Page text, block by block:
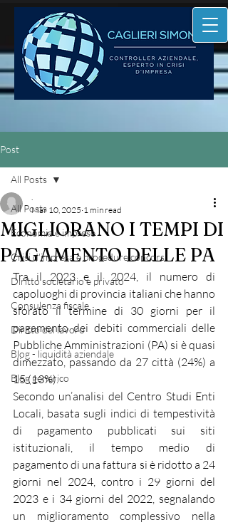
Post
All Posts
Economia e imprese
Crisi d'impresa e procedure concors
Diritto societario e privato
Consulenza fiscale
Diritto del lavoro
Blog - liquidità aziendale
Blog generico
All Posts
MIGLIORANO I TEMPI DI
PAGAMENTO DELLE PA
.
Mar 10, 2025 1 min read
Tra il 2023 e il 2024, il numero di
capoluoghi di provincia italiani che hanno
sforato il termine di 30 giorni per il
pagamento dei debiti commerciali delle
Pubbliche Amministrazioni (PA) si è quasi
dimezzato, passando da 27 città (24%) a
15 (13%).
Secondo un’analisi del Centro Studi Enti
Locali, basata sugli indici di tempestività
di pagamento pubblicati sui siti
istituzionali, il tempo medio di
pagamento di una fattura si è ridotto a 24
giorni nel 2024, contro i 29 giorni del
2023 e i 34 giorni del 2022, segnalando
un miglioramento complessivo nella